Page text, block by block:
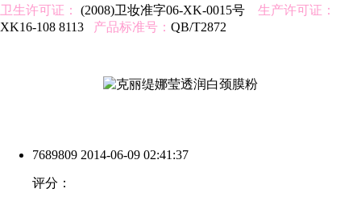
卫生许可证： (2008)卫妆准字06-XK-0015号 生产许可证：
XK16-108 8113
产品标准号： QB/T2872
7689809 2014-06-09 02:41:37
评分：